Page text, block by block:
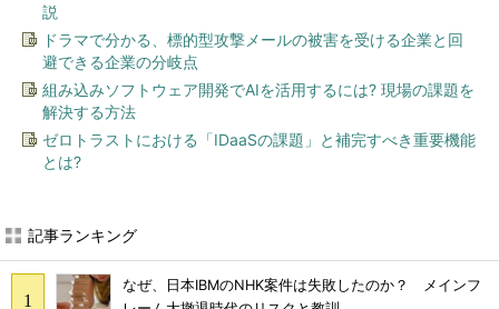
説
ドラマで分かる、標的型攻撃メールの被害を受ける企業と回
避できる企業の分岐点
組み込みソフトウェア開発でAIを活用するには? 現場の課題を
解決する方法
ゼロトラストにおける「IDaaSの課題」と補完すべき重要機能
とは?
記事ランキング
なぜ、日本IBMのNHK案件は失敗したのか？ メインフ